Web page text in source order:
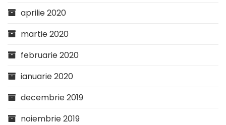
aprilie 2020
martie 2020
februarie 2020
ianuarie 2020
decembrie 2019
noiembrie 2019